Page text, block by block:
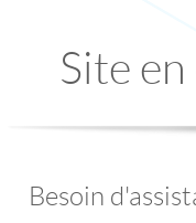
Site
Besoin